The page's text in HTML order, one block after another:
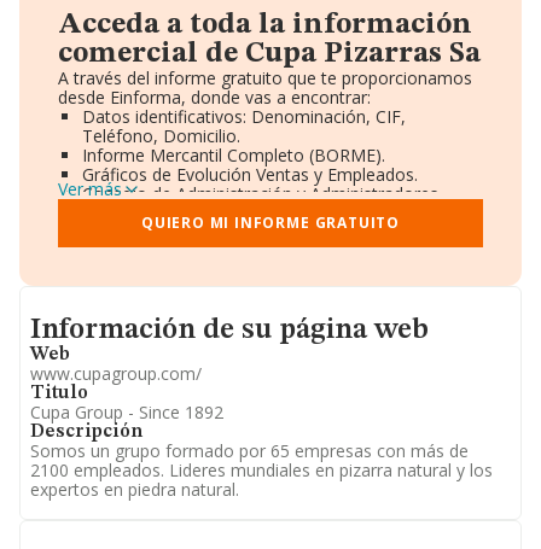
Acceda a toda la información
comercial de Cupa Pizarras Sa
A través del informe gratuito que te proporcionamos
desde Einforma, donde vas a encontrar:
Datos identificativos: Denominación, CIF,
Teléfono, Domicilio.
Informe Mercantil Completo (BORME).
Gráficos de Evolución Ventas y Empleados.
Consejo de Administración y Administradores.
Directivos y Ejecutivos.
Accionistas.
Participaciones y Vinculaciones en otras empresas.
Información oficial y registral complementaria.
Ver más
QUIERO MI INFORME GRATUITO
Informacion de su página web
Información de su página web
Web
www.cupagroup.com/
Titulo
Cupa Group - Since 1892
Descripción
Somos un grupo formado por 65 empresas con más de
2100 empleados. Lideres mundiales en pizarra natural y los
expertos en piedra natural.